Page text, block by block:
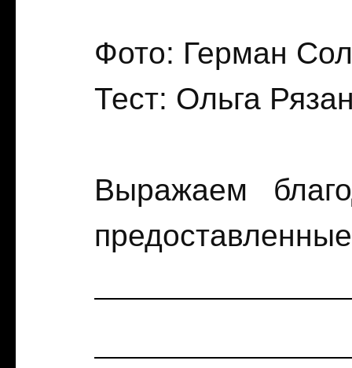
Фото: Герман
Тест: Ольга
Выражаем